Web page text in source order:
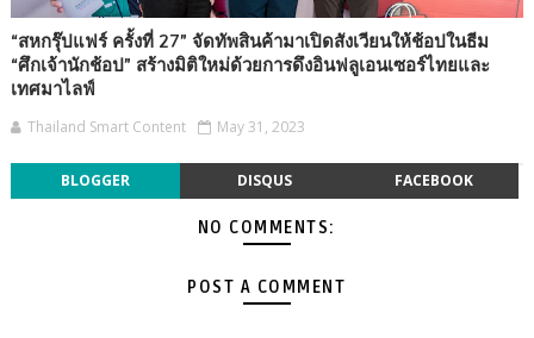
“สหกรุ๊ปแฟร์ ครั้งที่ 27” จัดทัพสินค้ามาเปิดสังเวียนให้ช้อปในธีม
“ศึกเจ้านักช้อป” สร้างมิติใหม่ด้วยการดึงอินฟลูเอนเซอร์ไทยและ
เทศมาไลฟ์
Thailand Smart Content May 31, 2023
BLOGGER DISQUS FACEBOOK
NO COMMENTS:
POST A COMMENT